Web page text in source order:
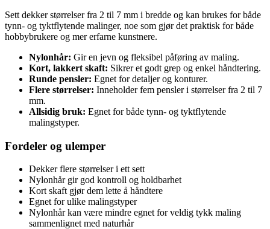
Sett dekker størrelser fra 2 til 7 mm i bredde og kan brukes for både
tynn- og tyktflytende malinger, noe som gjør det praktisk for både
hobbybrukere og mer erfarne kunstnere.
Nylonhår: Gir en jevn og fleksibel påføring av maling.
Kort, lakkert skaft: Sikrer et godt grep og enkel håndtering.
Runde pensler: Egnet for detaljer og konturer.
Flere størrelser: Inneholder fem pensler i størrelser fra 2 til 7
mm.
Allsidig bruk: Egnet for både tynn- og tyktflytende
malingstyper.
Fordeler og ulemper
Dekker flere størrelser i ett sett
Nylonhår gir god kontroll og holdbarhet
Kort skaft gjør dem lette å håndtere
Egnet for ulike malingstyper
Nylonhår kan være mindre egnet for veldig tykk maling
sammenlignet med naturhår